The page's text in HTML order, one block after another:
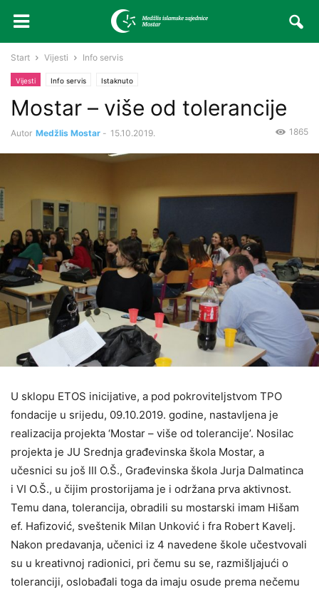
Start Vijesti Info servis
Vijesti Info servis Istaknuto
Mostar – više od tolerancije
Autor Medžlis Mostar - 15.10.2019. 1865
U sklopu ETOS inicijative, a pod pokroviteljstvom TPO
fondacije u srijedu, 09.10.2019. godine, nastavljena je
realizacija projekta ‘Mostar – više od tolerancije’. Nosilac
projekta je JU Srednja građevinska škola Mostar, a
učesnici su još III O.Š., Građevinska škola Jurja Dalmatinca
i VI O.Š., u čijim prostorijama je i održana prva aktivnost.
Temu dana, tolerancija, obradili su mostarski imam Hišam
ef. Hafizović, sveštenik Milan Unković i fra Robert Kavelj.
Nakon predavanja, učenici iz 4 navedene škole učestvovali
su u kreativnoj radionici, pri čemu su se, razmišljajući o
toleranciji, oslobađali toga da imaju osude prema nečemu